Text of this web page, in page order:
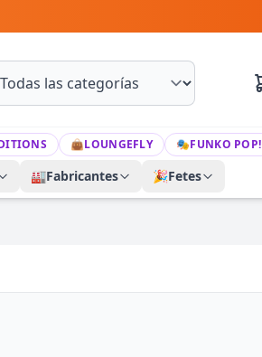
👜LOUNGEFLY 🎭FUNKO POP!
🏭Fabricantes 🎉Fetes